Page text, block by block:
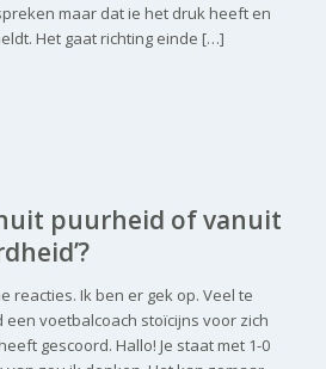
maar dat ie het druk heeft en
Het gaat richting einde […]
puurheid of vanuit
reacties. Ik ben er gek op. Veel te
voetbalcoach stoïcijns voor zich
gescoord. Hallo! Je staat met 1-0